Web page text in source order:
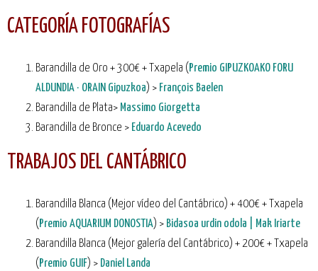
CATEGORÍA FOTOGRAFÍAS
Barandilla de Oro + 300€ + Txapela ( Premio GIPUZKOAKO FORU
ALDUNDIA · ORAIN Gipuzkoa) > François Baelen
Barandilla de Plata> Massimo Giorgetta
Barandilla de Bronce > Eduardo Acevedo
TRABAJOS DEL CANTÁBRICO
Barandilla Blanca (Mejor vídeo del Cantábrico) + 400€ + Txapela
( Premio AQUARIUM DONOSTIA) > Bidasoa urdin odola | Mak Iriarte
Barandilla Blanca (Mejor galería del Cantábrico) + 200€ + Txapela
( Premio GUIF) > Daniel Landa